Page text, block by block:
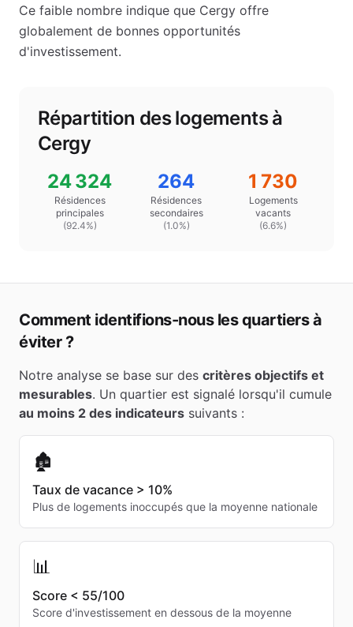
Ce faible nombre indique que Cergy offre
globalement de bonnes opportunités
d'investissement.
Répartition des logements à
Cergy
24 324
Résidences
principales
(92.4%)
264
Résidences
secondaires
(1.0%)
1 730
Logements
vacants
(6.6%)
Comment identifions-nous les quartiers à
éviter ?
Notre analyse se base sur des critères objectifs et
mesurables. Un quartier est signalé lorsqu'il cumule
au moins 2 des indicateurs suivants :
🏚️
Taux de vacance > 10%
Plus de logements inoccupés que la moyenne nationale
📊
Score < 55/100
Score d'investissement en dessous de la moyenne